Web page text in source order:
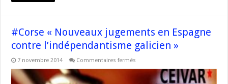
#Corse « Nouveaux jugements en Espagne
contre l’indépendantisme galicien »
7 novembre 2014 Commentaires fermés
« Nouveaux
jugements